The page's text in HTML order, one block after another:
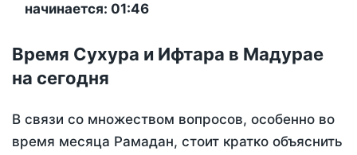
начинается: 01:46
Время Сухура и Ифтара в Мадурае
на сегодня
В связи со множеством вопросов, особенно во
время месяца Рамадан, стоит кратко объяснить